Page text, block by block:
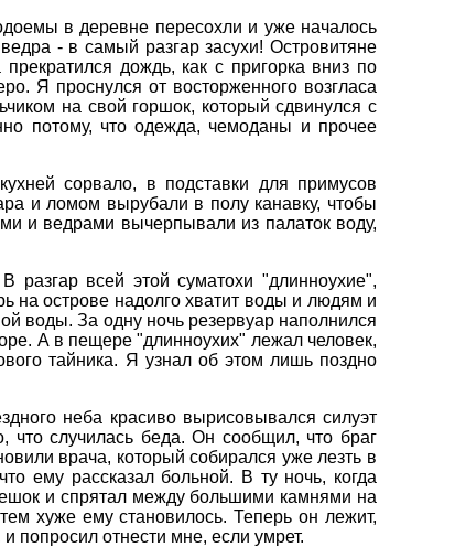
в деревне пересохли и уже началось
- в самый разгар засухи! Островитяне
дождь, как с пригорка вниз по
Я проснулся от восторженного возгласа
на свой горшок, который сдвинулся с
потому, что одежда, чемоданы и прочее
сорвало, в подставки для примусов
и ломом вырубали в полу канавку, чтобы
и ведрами вычерпывали из палаток воду,
всей этой суматохи "длинноухие",
на острове надолго хватит воды и людям и
воды. За одну ночь резервуар наполнился
А в пещере "длинноухих" лежал человек,
тайника. Я узнал об этом лишь поздно
неба красиво вырисовывался силуэт
что случилась беда. Он сообщил, что браг
врача, который собирался уже лезть в
ему рассказал больной. В ту ночь, когда
и спрятал между большими камнями на
хуже ему становилось. Теперь он лежит,
попросил отнести мне, если умрет.